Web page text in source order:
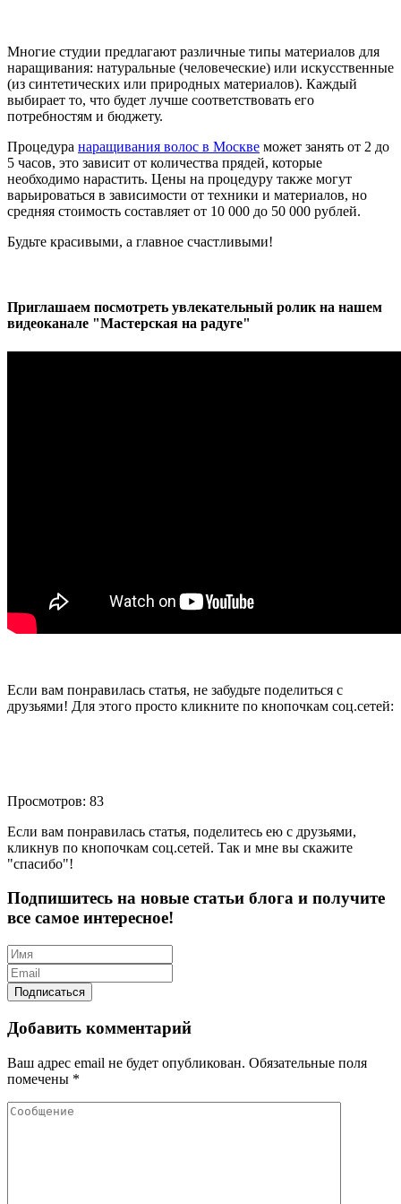
Многие студии предлагают различные типы материалов для
наращивания: натуральные (человеческие) или искусственные
(из синтетических или природных материалов). Каждый
выбирает то, что будет лучше соответствовать его
потребностям и бюджету.
Процедура наращивания волос в Москве может занять от 2 до
5 часов, это зависит от количества прядей, которые
необходимо нарастить. Цены на процедуру также могут
варьироваться в зависимости от техники и материалов, но
средняя стоимость составляет от 10 000 до 50 000 рублей.
Будьте красивыми, а главное счастливыми!
Приглашаем посмотреть увлекательный ролик на нашем
видеоканале "Мастерская на радуге"
Если вам понравилась статья, не забудьте поделиться с
друзьями! Для этого просто кликните по кнопочкам соц.сетей:
Просмотров: 83
Если вам понравилась статья, поделитесь ею с друзьями,
кликнув по кнопочкам соц.сетей. Так и мне вы скажите
"спасибо"!
Подпишитесь на новые статьи блога и получите
все самое интересное!
Добавить комментарий
Ваш адрес email не будет опубликован. Обязательные поля
помечены *